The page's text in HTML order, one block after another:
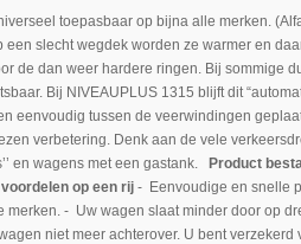
toepasbaar op bijna alle merken.
slecht wegdek worden ze warmer en
de dan weer hardere ringen. Bij sommige
Bij NIVEAUPLUS 1315 blijft dit
eenvoudig tussen de veerwindingen
verbetering. Denk aan de vele
en wagens met een gastank.
Product
voordelen op een rij - Eenvoudige en snelle
- Uw wagen slaat minder door op
niet meer achterover. U bent verzekerd